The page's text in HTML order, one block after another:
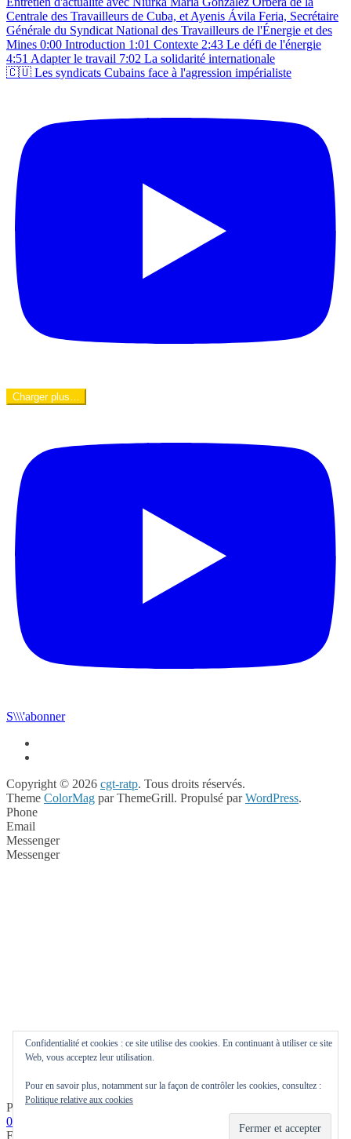
🇨🇺 Les syndicats Cubains face à l'agression impérialiste
Charger plus…
S\\\'abonner
Copyright © 2026 cgt-ratp. Tous droits réservés.
Theme ColorMag par ThemeGrill. Propulsé parWordPress.
Phone
Email
Messenger
Messenger
Phone
0144785361
Email
Confidentialité et cookies : ce site utilise des cookies. En continuant à utiliser ce site
Web, vous acceptez leur utilisation.
Pour en savoir plus, notamment sur la façon de contrôler les cookies, consultez :
Politique relative aux cookies